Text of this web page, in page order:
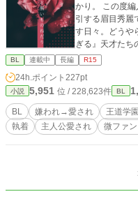
かり。 この度
引する眉目秀麗
す日々。どうや
ぎる』天才たちの
蟻の如く篤志に
ァンからはやっ
そんな主人を全
噛み付きながら学生生活
れたとるに足ら
認められ愛されていく話。
加しています。応
が大勢に好か
が従者を愛す
BL 連載中 長編 R15
24h.ポイント 227pt
小説 5,951 位 / 228,623件 BL
BL 嫌われ→愛され 王道学園
執着
主人公愛され 微ファ